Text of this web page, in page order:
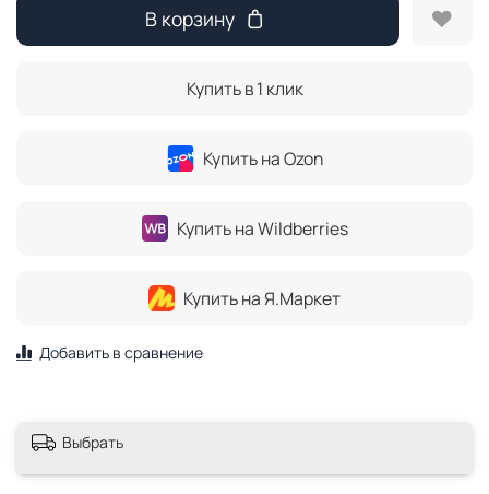
В корзину
Купить в 1 клик
Купить на Ozon
Купить на Wildberries
Купить на Я.Маркет
Добавить в сравнение
Выбрать